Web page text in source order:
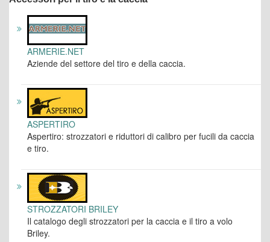
ARMERIE.NET
Aziende del settore del tiro e della caccia.
ASPERTIRO
Aspertiro: strozzatori e riduttori di calibro per fucili da caccia
e tiro.
STROZZATORI BRILEY
Il catalogo degli strozzatori per la caccia e il tiro a volo
Briley.